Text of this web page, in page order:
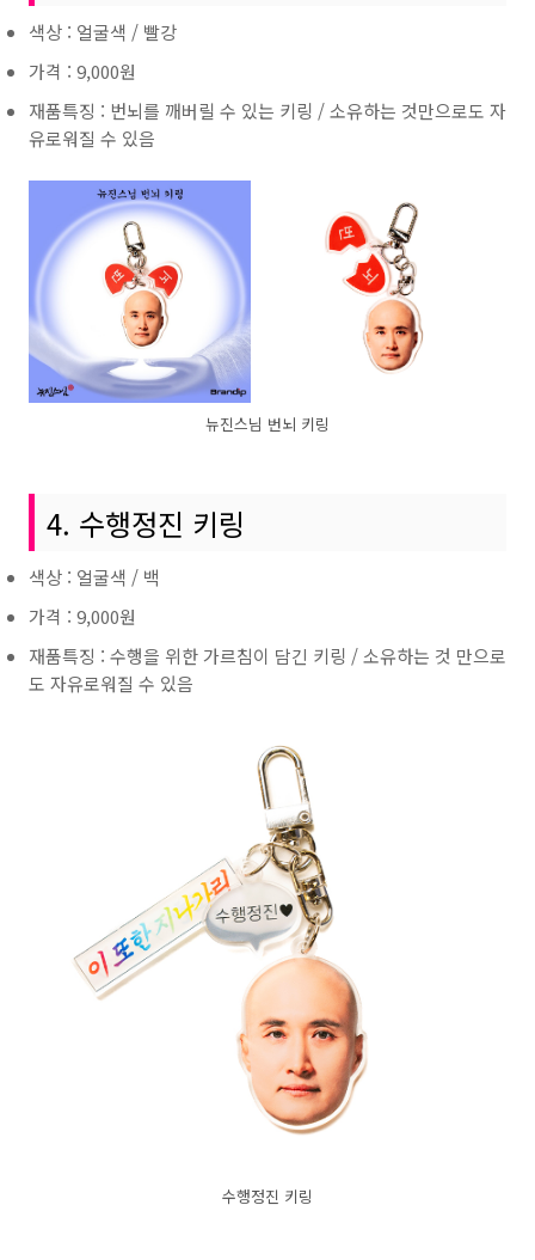
색상 : 얼굴색 / 빨강
가격 : 9,000원
재품특징 : 번뇌를 깨버릴 수 있는 키링 / 소유하는 것만으로도 자
유로워질 수 있음
뉴진스님 번뇌 키링
4. 수행정진 키링
색상 : 얼굴색 / 백
가격 : 9,000원
재품특징 : 수행을 위한 가르침이 담긴 키링 / 소유하는 것 만으로
도 자유로워질 수 있음
수행정진 키링